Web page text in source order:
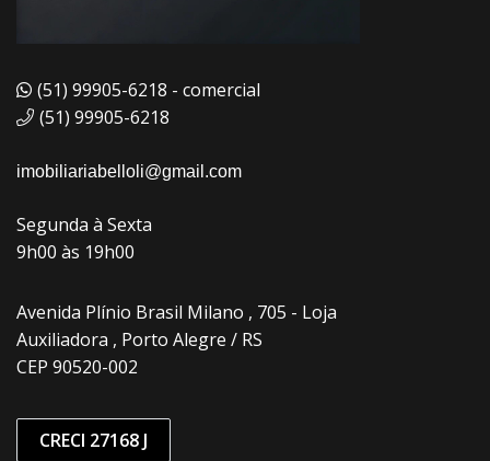
(51) 99905-6218 - comercial
(51) 99905-6218
imobiliariabelloli@gmail.com
Segunda à Sexta
9h00 às 19h00
Avenida Plínio Brasil Milano , 705 - Loja
Auxiliadora , Porto Alegre / RS
CEP 90520-002
CRECI 27168 J